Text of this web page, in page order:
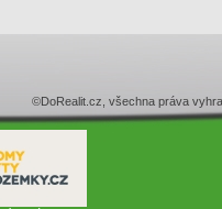
©DoRealit.cz, všechna práva